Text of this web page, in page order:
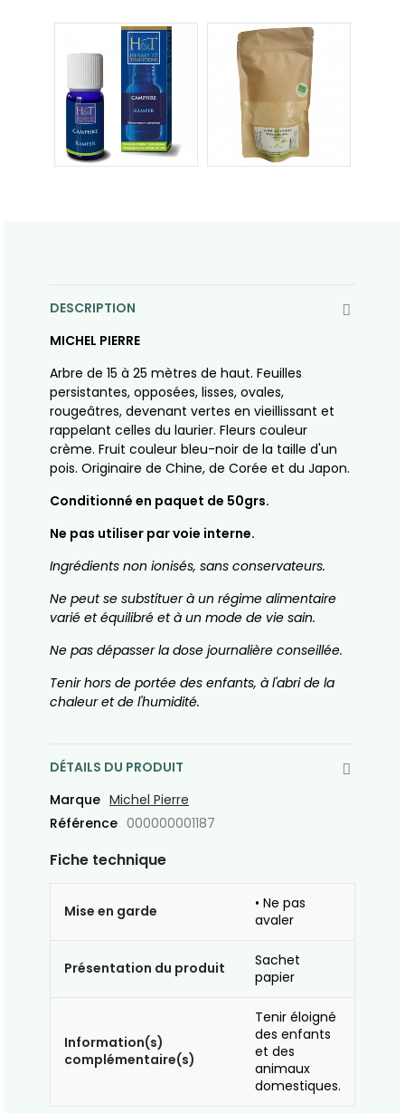
DESCRIPTION
MICHEL PIERRE
Arbre de 15 à 25 mètres de haut. Feuilles
persistantes, opposées, lisses, ovales,
rougeâtres, devenant vertes en vieillissant et
rappelant celles du laurier. Fleurs couleur
crème. Fruit couleur bleu-noir de la taille d'un
pois. Originaire de Chine, de Corée et du Japon.
Conditionné en paquet de 50grs.
Ne pas utiliser par voie interne.
Ingrédients non ionisés, sans conservateurs.
Ne peut se substituer à un régime alimentaire
varié et équilibré et à un mode de vie sain.
Ne pas dépasser la dose journalière conseillée.
Tenir hors de portée des enfants, à l'abri de la
chaleur et de l'humidité.
DÉTAILS DU PRODUIT
Marque Michel Pierre
Référence 000000001187
Fiche technique
Mise en garde
• Ne pas
avaler
Présentation du produit
Sachet
papier
Information(s)
complémentaire(s)
Tenir éloigné
des enfants
et des
animaux
domestiques.